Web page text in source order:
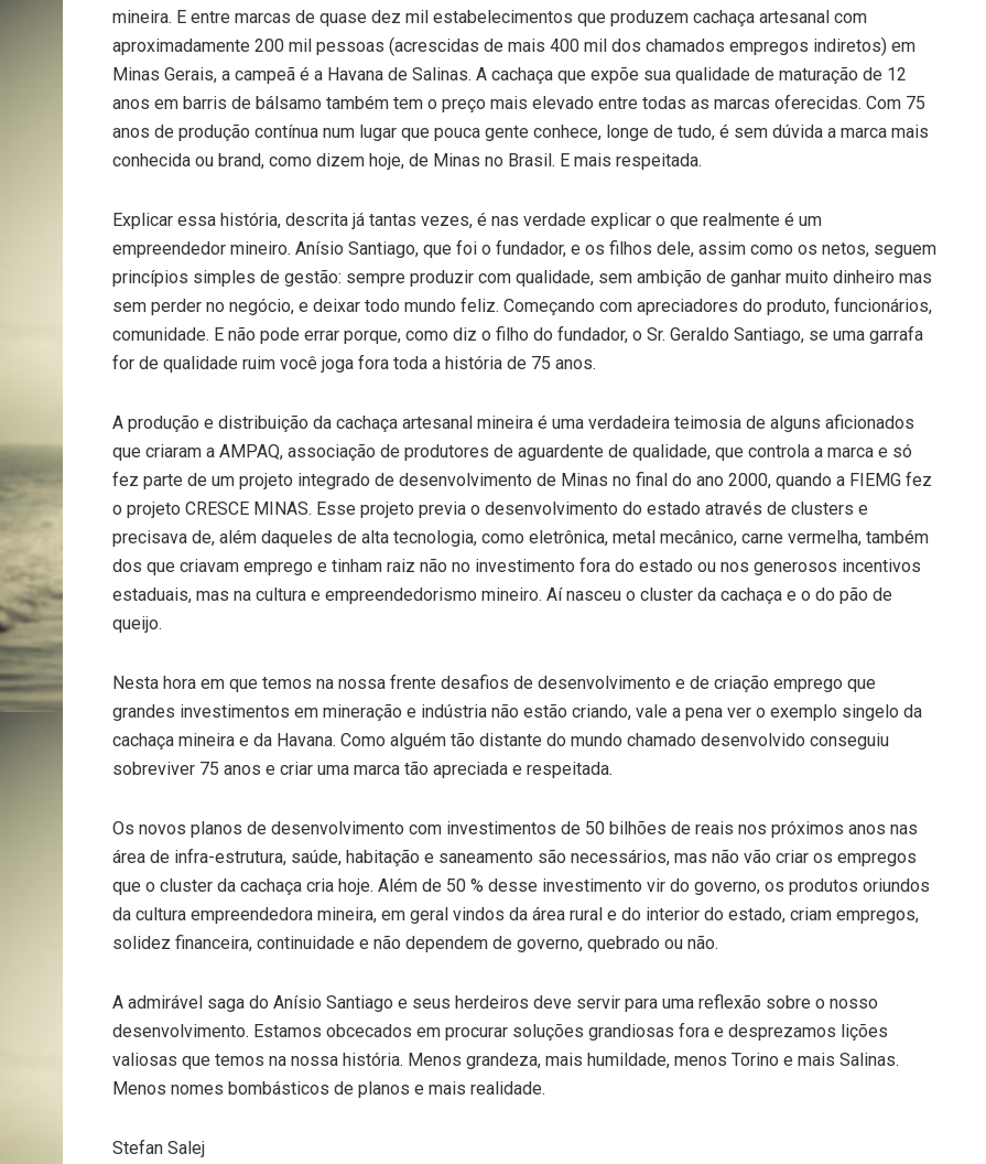
mineira. E entre marcas de quase dez mil estabelecimentos que produzem cachaça artesanal com
aproximadamente 200 mil pessoas (acrescidas de mais 400 mil dos chamados empregos indiretos) em
Minas Gerais, a campeã é a Havana de Salinas. A cachaça que expõe sua qualidade de maturação de 12
anos em barris de bálsamo também tem o preço mais elevado entre todas as marcas oferecidas. Com 75
anos de produção contínua num lugar que pouca gente conhece, longe de tudo, é sem dúvida a marca mais
conhecida ou brand, como dizem hoje, de Minas no Brasil. E mais respeitada.
Explicar essa história, descrita já tantas vezes, é nas verdade explicar o que realmente é um
empreendedor mineiro. Anísio Santiago, que foi o fundador, e os filhos dele, assim como os netos, seguem
princípios simples de gestão: sempre produzir com qualidade, sem ambição de ganhar muito dinheiro mas
sem perder no negócio, e deixar todo mundo feliz. Começando com apreciadores do produto, funcionários,
comunidade. E não pode errar porque, como diz o filho do fundador, o Sr. Geraldo Santiago, se uma garrafa
for de qualidade ruim você joga fora toda a história de 75 anos.
A produção e distribuição da cachaça artesanal mineira é uma verdadeira teimosia de alguns aficionados
que criaram a AMPAQ, associação de produtores de aguardente de qualidade, que controla a marca e só
fez parte de um projeto integrado de desenvolvimento de Minas no final do ano 2000, quando a FIEMG fez
o projeto CRESCE MINAS. Esse projeto previa o desenvolvimento do estado através de clusters e
precisava de, além daqueles de alta tecnologia, como eletrônica, metal mecânico, carne vermelha, também
dos que criavam emprego e tinham raiz não no investimento fora do estado ou nos generosos incentivos
estaduais, mas na cultura e empreendedorismo mineiro. Aí nasceu o cluster da cachaça e o do pão de
queijo.
Nesta hora em que temos na nossa frente desafios de desenvolvimento e de criação emprego que
grandes investimentos em mineração e indústria não estão criando, vale a pena ver o exemplo singelo da
cachaça mineira e da Havana. Como alguém tão distante do mundo chamado desenvolvido conseguiu
sobreviver 75 anos e criar uma marca tão apreciada e respeitada.
Os novos planos de desenvolvimento com investimentos de 50 bilhões de reais nos próximos anos nas
área de infra-estrutura, saúde, habitação e saneamento são necessários, mas não vão criar os empregos
que o cluster da cachaça cria hoje. Além de 50 % desse investimento vir do governo, os produtos oriundos
da cultura empreendedora mineira, em geral vindos da área rural e do interior do estado, criam empregos,
solidez financeira, continuidade e não dependem de governo, quebrado ou não.
A admirável saga do Anísio Santiago e seus herdeiros deve servir para uma reflexão sobre o nosso
desenvolvimento. Estamos obcecados em procurar soluções grandiosas fora e desprezamos lições
valiosas que temos na nossa história. Menos grandeza, mais humildade, menos Torino e mais Salinas.
Menos nomes bombásticos de planos e mais realidade.
Stefan Salej